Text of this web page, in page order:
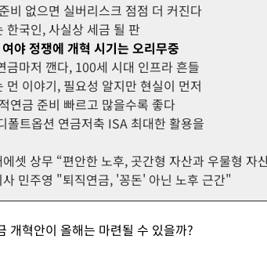
비 없으면 실버리스크 점점 더 커진다
국인, 사실상 세금 될 판
야 정쟁에 개혁 시기는 오리무중
마저 깬다, 100세 시대 인프라 흔들
이야기, 필요성 알지만 현실이 먼저
연금 준비 빠르고 많을수록 좋다
트옵션 연금저축 ISA 최대한 활용을
셋 상무 “편안한 노후, 곳간형 자산과 우물형 자
민주영 "퇴직연금, '꽁돈' 아닌 노후 근간"
개혁안이 올해는 마련될 수 있을까?